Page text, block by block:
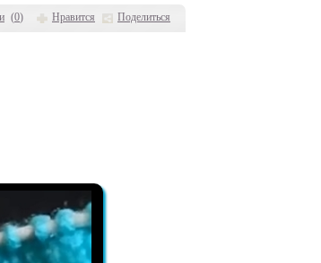
(0) Нравится Поделиться